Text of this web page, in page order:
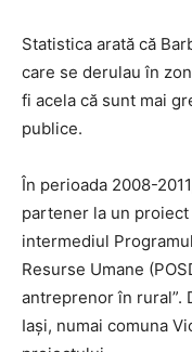
Statistica arată că
care se derulau în
fi acela că sunt mai
publice.
În perioada 2008-
partener la un
intermediul
Resurse Umane
antreprenor în rural”.
Iaşi, numai comuna